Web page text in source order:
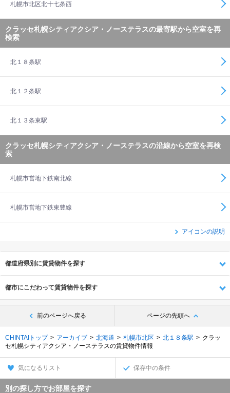
札幌市北区北十七条西
クラッセ札幌シティアクシア・ノーステラスの最寄駅から空室を再
検索
北１８条駅
北１２条駅
北１３条東駅
クラッセ札幌シティアクシア・ノーステラスの沿線から空室を再検
索
札幌市営地下鉄南北線
札幌市営地下鉄東豊線
アイコンの説明
都道府県別に賃貸物件を探す
都市にこだわって賃貸物件を探す
前のページへ戻る ページの先頭へ
CHINTAIトップ アーカイブ 北海道 札幌市北区 北１８条駅
クラッ
セ札幌シティアクシア・ノーステラスの賃貸物件情報
気になるリスト 保存中の条件
別の探し方でお部屋を探す